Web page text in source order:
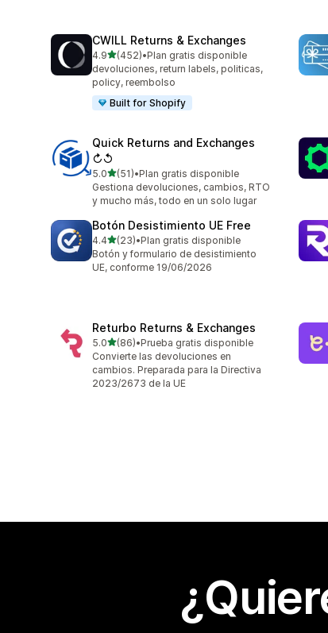
CWILL Returns & Exchanges
4.9de 5 estrellas
(452)
452 reseñas en total
•Plan gratis disponible
devoluciones, return labels, politicas,
policy, reembolso
Built for Shopify
Quick Returns and Exchanges
↻↺
5.0de 5 estrellas
(51)
51 reseñas en total
•Plan gratis disponible
Gestiona devoluciones, cambios, RTO
y mucho más, todo en un solo lugar
Botón Desistimiento UE Free
4.4de 5 estrellas
(23)
23 reseñas en total
•Plan gratis disponible
Botón y formulario de desistimiento
UE, conforme 19/06/2026
Returbo Returns & Exchanges
5.0de 5 estrellas
(86)
86 reseñas en total
•Prueba gratis disponible
Convierte las devoluciones en
cambios. Preparada para la Directiva
2023/2673 de la UE